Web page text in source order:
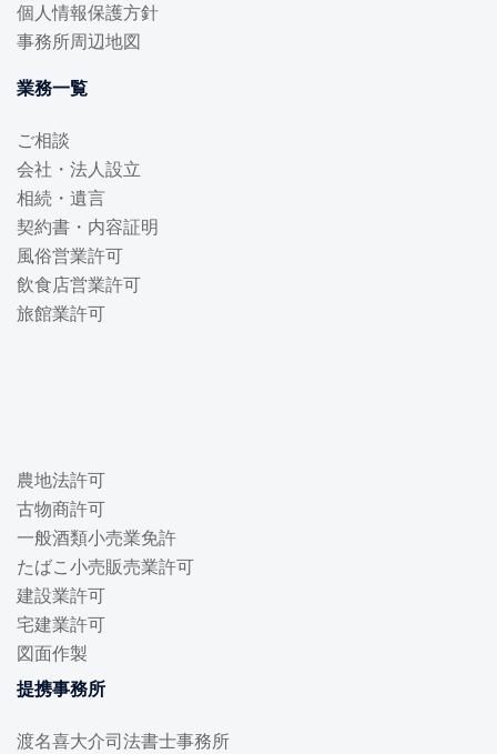
個人情報保護方針
事務所周辺地図
業務一覧
ご相談
会社・法人設立
相続・遺言
契約書・内容証明
風俗営業許可
飲食店営業許可
旅館業許可
農地法許可
古物商許可
一般酒類小売業免許
たばこ小売販売業許可
建設業許可
宅建業許可
図面作製
提携事務所
渡名喜大介司法書士事務所